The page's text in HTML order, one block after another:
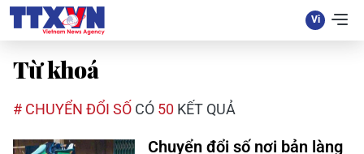
Từ khoá
# CHUYỂN ĐỔI SỐ CÓ 50 KẾT QUẢ
Chuyển đổi số nơi bản làng